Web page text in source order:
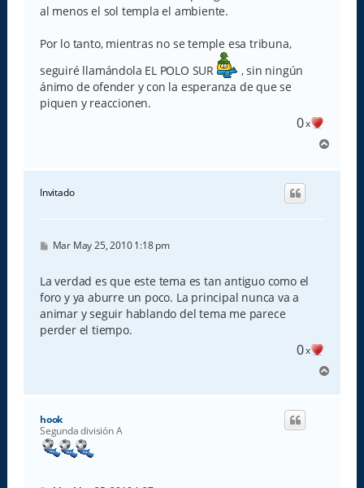
al menos el sol templa el ambiente.
Por lo tanto, mientras no se temple esa tribuna,
seguiré llamándola EL POLO SUR
, sin ningún
ánimo de ofender y con la esperanza de que se
piquen y reaccionen.
0x
r
Invitado
M
s
a
j
e
Mar May 25, 2010 1:18 pm
La verdad es que este tema es tan antiguo como el
foro y ya aburre un poco. La principal nunca va a
animar y seguir hablando del tema me parece
perder el tiempo.
0x
r
hook
Segunda división A